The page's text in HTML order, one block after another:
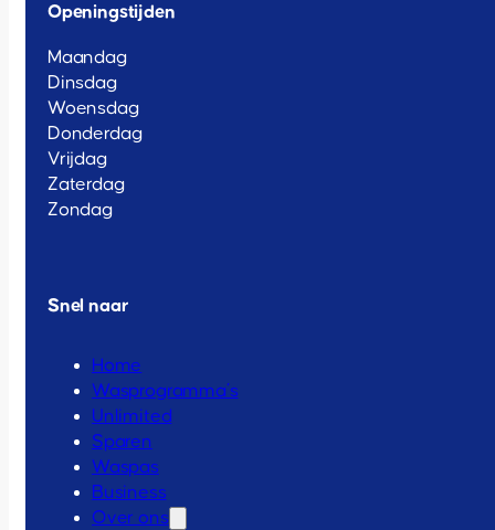
Openingstijden
Maandag
Dinsdag
Woensdag
Donderdag
Vrijdag
Zaterdag
Zondag
Snel naar
Home
Wasprogramma’s
Unlimited
Sparen
Waspas
Business
Over ons